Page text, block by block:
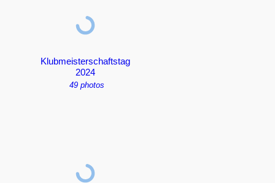
Klubmeisterschaftstag
2024
49 photos